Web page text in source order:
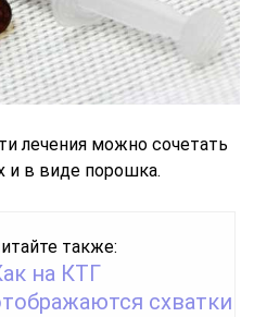
лечения можно сочетать
и в виде порошка.
также:
на КТГ
схватки